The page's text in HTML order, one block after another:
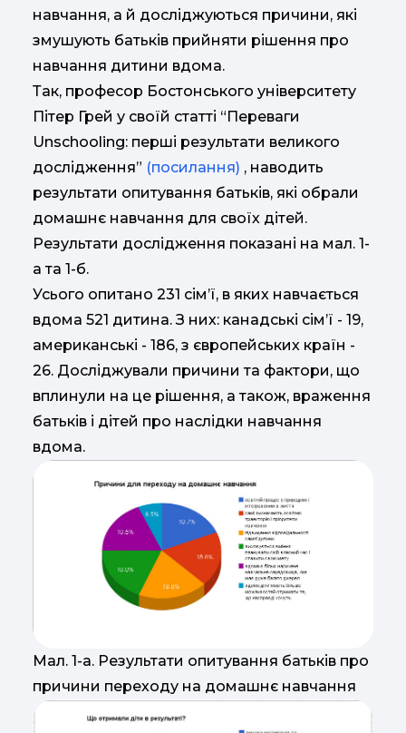
навчання, а й досліджуються причини, які
змушують батьків прийняти рішення про
навчання дитини вдома.
Так, професор Бостонського університету
Пітер Грей у своїй статті “Переваги
Unschooling: перші результати великого
дослідження” (посилання) , наводить
результати опитування батьків, які обрали
домашнє навчання для своїх дітей.
Результати дослідження показані на мал. 1-
а та 1-б.
Усього опитано 231 сім’ї, в яких навчається
вдома 521 дитина. З них: канадські сім’ї - 19,
американські - 186, з європейських країн -
26. Досліджували причини та фактори, що
вплинули на це рішення, а також, враження
батьків і дітей про наслідки навчання
вдома.
Мал. 1-а. Результати опитування батьків про
причини переходу на домашнє навчання